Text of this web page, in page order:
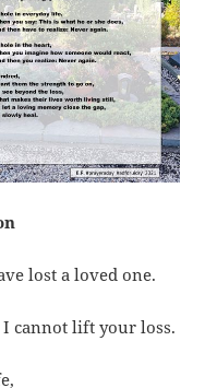
lost a loved one.
cannot lift your loss.